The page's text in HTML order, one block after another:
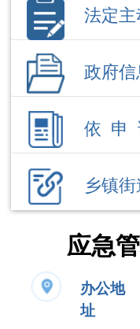
政府信息
依 申
应急管
办公地
址
新
院
办公时
间
夏
联系电话